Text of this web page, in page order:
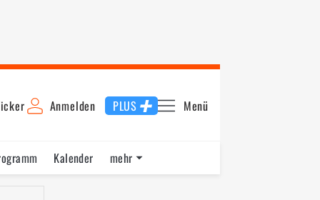
Anmelden PLUS Menü
Kalender
mehr